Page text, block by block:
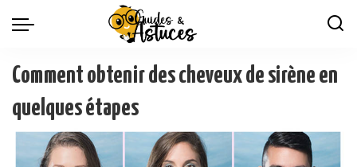
Comment obtenir des cheveux de sirène en
quelques étapes